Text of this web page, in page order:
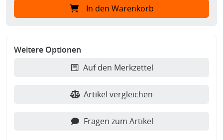
In den Warenkorb
Weitere Optionen
Auf den Merkzettel
Artikel vergleichen
Fragen zum Artikel